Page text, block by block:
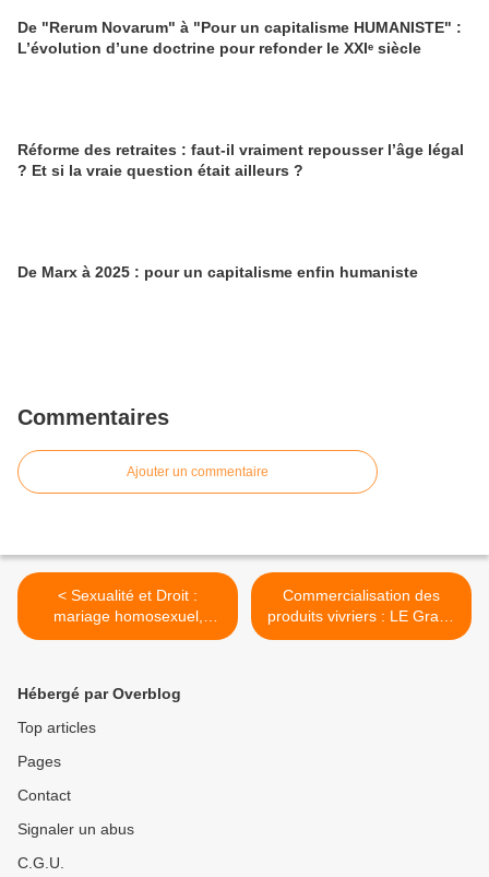
De "Rerum Novarum" à "Pour un capitalisme HUMANISTE" :
L’évolution d’une doctrine pour refonder le XXIᵉ siècle
Réforme des retraites : faut-il vraiment repousser l’âge légal
? Et si la vraie question était ailleurs ?
De Marx à 2025 : pour un capitalisme enfin humaniste
Commentaires
Ajouter un commentaire
< Sexualité et Droit :
mariage homosexuel,
homo-parentalité (2 de 2)
Commercialisation des
produits vivriers : LE Grand
Secret (de Polichinelle ?) ! >
Hébergé par Overblog
Top articles
Pages
Contact
Signaler un abus
C.G.U.